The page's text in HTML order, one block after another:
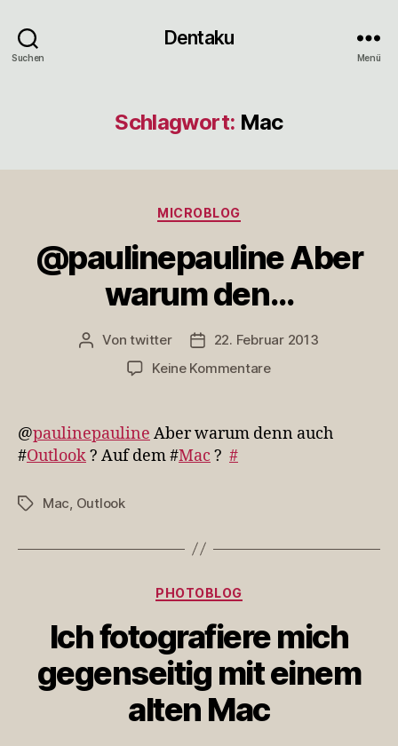
Suchen
Dentaku
Menü
Schlagwort: Mac
Kategorien
MICROBLOG
@paulinepauline Aber
warum den…
Beitragsautor
Vontwitter Veröffentlichungsdatum
22. Februar 2013
Keine Kommentarezu
@paulinepauline Aber warum denn auch
#Outlook? Auf dem #Mac ? #
Schlagwörter
Mac Outlook
Kategorien
PHOTOBLOG
Ich fotografiere mich
gegenseitig mit einem
alten Mac